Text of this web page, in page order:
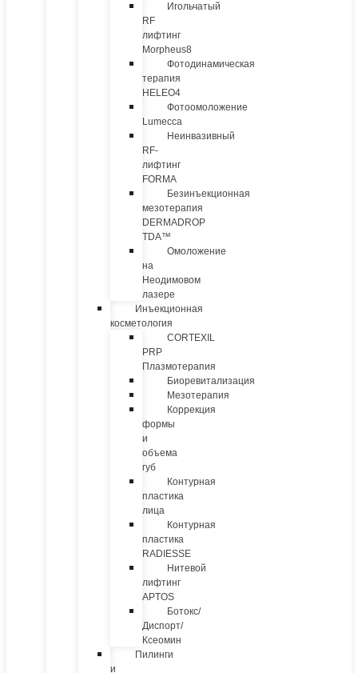
Игольчатый
RF
лифтинг
Morpheus8
Фотодинамическая
терапия
HELEO4
Фотоомоложение
Lumecca
Неинвазивный
RF-
лифтинг
FORMA
Безинъекционная
мезотерапия
DERMADROP
TDA™
Омоложение
на
Неодимовом
лазере
Инъекционная
косметология
CORTEXIL
PRP
Плазмотерапия
Биоревитализация
Мезотерапия
Коррекция
формы
и
объема
губ
Контурная
пластика
лица
Контурная
пластика
RADIESSE
Нитевой
лифтинг
APTOS
Ботокс/
Диспорт/
Ксеомин
Пилинги
и